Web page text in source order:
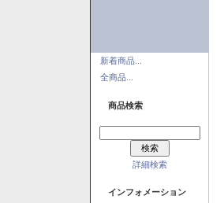
新着商品...
全商品...
商品検索
詳細検索
インフォメーション